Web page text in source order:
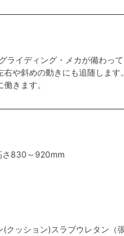
イディング・メカが備わって
や斜めの動きにも追随します。
きます。
830～920mm
クッション)スラブウレタン（